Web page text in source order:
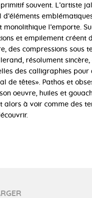
souvent. L’artiste
d’éléments
monolithique l’emporte.
et empilement créent
des compressions sous
résolument sincère,
des calligraphies pour
de têtes». Pathos et
oeuvre, huiles et
alors à voir comme des